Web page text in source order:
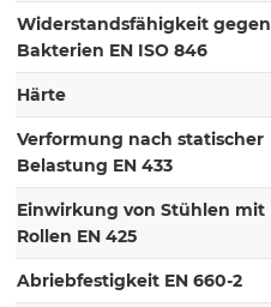
Widerstandsfähigkeit gegen
Bakterien EN ISO 846
Härte
Verformung nach statischer
Belastung EN 433
Einwirkung von Stühlen mit
Rollen EN 425
Abriebfestigkeit EN 660-2